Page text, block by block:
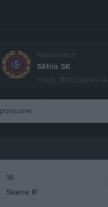
Nästa match
Sätila SK
11 aug, 19:00 Lygnevi A
16
Skene IF